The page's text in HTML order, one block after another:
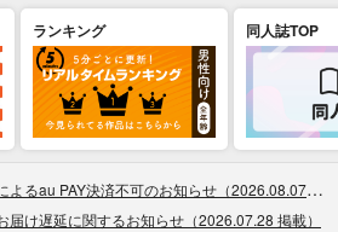
ランキング 同人誌TOP
るau PAY決済不可のお知らせ（2026.08.07 掲載）
届け遅延に関するお知らせ（2026.07.28 掲載）